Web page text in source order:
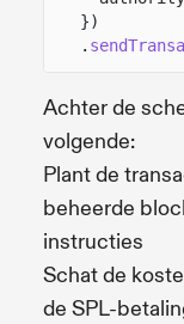
})
.
Achter de
volgende:
Plant de
beheerde
instructies
Schat de
de SPL-